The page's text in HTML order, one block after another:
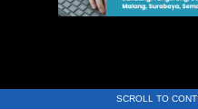
SCROLL TO